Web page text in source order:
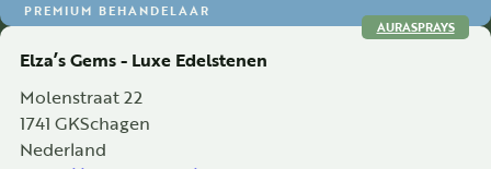
PREMIUM BEHANDELAAR
Elza’s Gems - Luxe Edelstenen
Molenstraat 22
1741 GKSchagen
Nederland
AURASPRAYS